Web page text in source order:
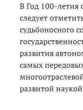
В Год 100-летия
следует
судьбоносного
развития
самых
развитой